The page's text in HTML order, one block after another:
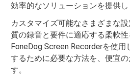
効率的なソリューションを提供し
カスタマイズ可能なさまざまな
質の録音と要件に適応する柔軟性
FoneDog Screen Recorderを使
するために必要な方法を、便宜
す。